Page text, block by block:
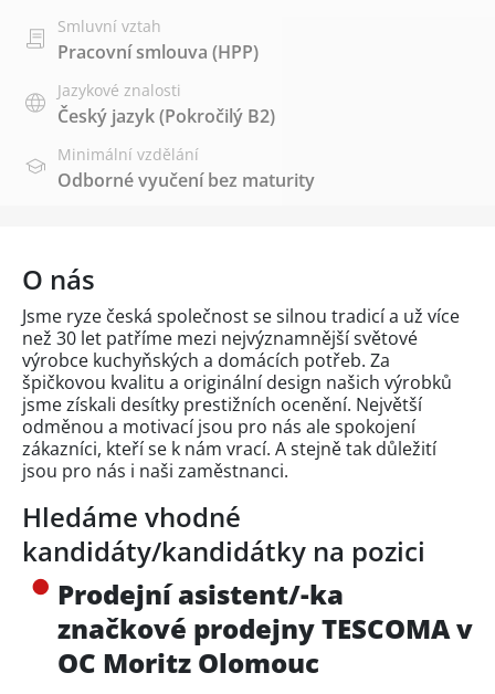
Smluvní vztah
Pracovní smlouva (HPP)
Jazykové znalosti
Český jazyk(Pokročilý B2)
Minimální vzdělání
Odborné vyučení bez maturity
O nás
Jsme ryze česká společnost se silnou tradicí a už více
než 30 let patříme mezi nejvýznamnější světové
výrobce kuchyňských a domácích potřeb. Za
špičkovou kvalitu a originální design našich výrobků
jsme získali desítky prestižních ocenění. Největší
odměnou a motivací jsou pro nás ale spokojení
zákazníci, kteří se k nám vrací. A stejně tak důležití
jsou pro nás i naši zaměstnanci.
Hledáme vhodné
kandidáty/kandidátky na pozici
Prodejní asistent/-ka
značkové prodejny TESCOMA v
OC Moritz Olomouc